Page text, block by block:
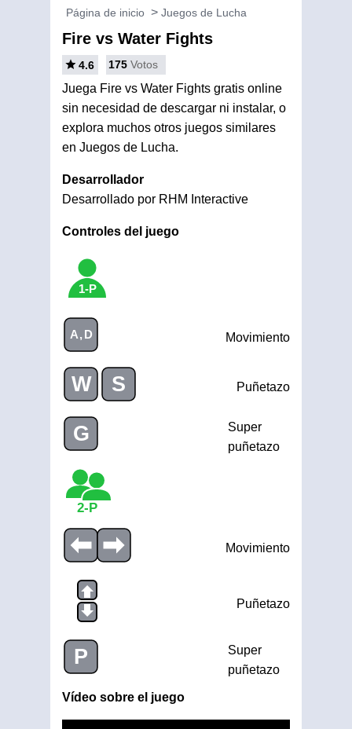
Página de inicio Juegos de Lucha
Fire vs Water Fights
4.6 175 Votos
Juega Fire vs Water Fights gratis online
sin necesidad de descargar ni instalar, o
explora muchos otros juegos similares
en Juegos de Lucha.
Desarrollador
Desarrollado por RHM Interactive
Controles del juego
1-P
A,D Movimiento
W S Puñetazo
G
Super
puñetazo
2-P
Movimiento
Puñetazo
P
Super
puñetazo
Vídeo sobre el juego